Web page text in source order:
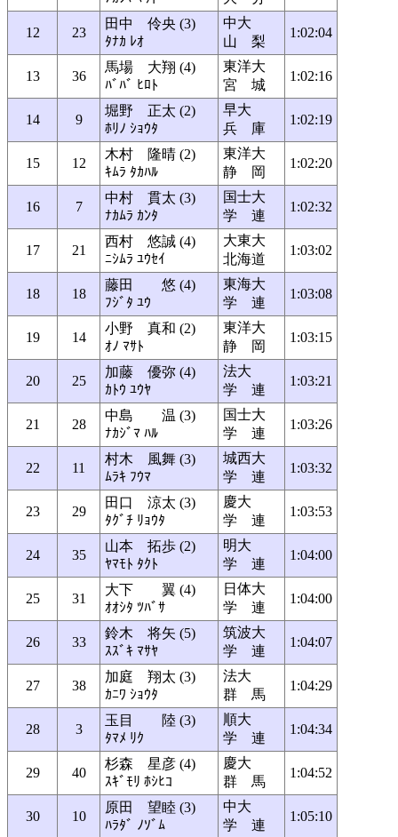
12 23
田中 伶央 (3)
ﾀﾅｶ ﾚｵ
中大
山 梨
1:02:04
13 36
馬場 大翔 (4)
ﾊﾞﾊﾞ ﾋﾛﾄ
東洋大
宮 城
1:02:16
14 9
堀野 正太 (2)
ﾎﾘﾉ ｼｮｳﾀ
早大
兵 庫
1:02:19
15 12
木村 隆晴 (2)
ｷﾑﾗ ﾀｶﾊﾙ
東洋大
静 岡
1:02:20
16 7
中村 貫太 (3)
ﾅｶﾑﾗ ｶﾝﾀ
国士大
学 連
1:02:32
17 21
西村 悠誠 (4)
ﾆｼﾑﾗ ﾕｳｾｲ
大東大
北海道
1:03:02
18 18
藤田 悠 (4)
ﾌｼﾞﾀ ﾕｳ
東海大
学 連
1:03:08
19 14
小野 真和 (2)
ｵﾉ ﾏｻﾄ
東洋大
静 岡
1:03:15
20 25
加藤 優弥 (4)
ｶﾄｳ ﾕｳﾔ
法大
学 連
1:03:21
21 28
中島 温 (3)
ﾅｶｼﾞﾏ ﾊﾙ
国士大
学 連
1:03:26
22 11
村木 風舞 (3)
ﾑﾗｷ ﾌｳﾏ
城西大
学 連
1:03:32
23 29
田口 涼太 (3)
ﾀｸﾞﾁ ﾘｮｳﾀ
慶大
学 連
1:03:53
24 35
山本 拓歩 (2)
ﾔﾏﾓﾄ ﾀｸﾄ
明大
学 連
1:04:00
25 31
大下 翼 (4)
ｵｵｼﾀ ﾂﾊﾞｻ
日体大
学 連
1:04:00
26 33
鈴木 将矢 (5)
ｽｽﾞｷ ﾏｻﾔ
筑波大
学 連
1:04:07
27 38
加庭 翔太 (3)
ｶﾆﾜ ｼｮｳﾀ
法大
群 馬
1:04:29
28 3
玉目 陸 (3)
ﾀﾏﾒ ﾘｸ
順大
学 連
1:04:34
29 40
杉森 星彦 (4)
ｽｷﾞﾓﾘ ﾎｼﾋｺ
慶大
群 馬
1:04:52
30 10
原田 望睦 (3)
ﾊﾗﾀﾞ ﾉｿﾞﾑ
中大
学 連
1:05:10